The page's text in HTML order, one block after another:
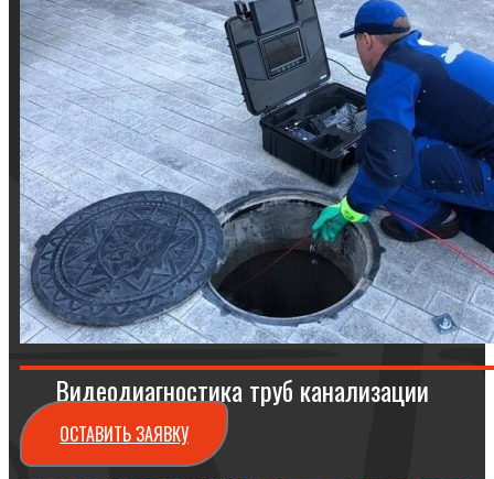
Видеодиагностика труб канализации
ОСТАВИТЬ ЗАЯВКУ